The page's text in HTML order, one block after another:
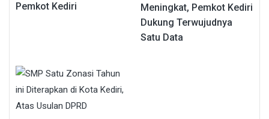
Pemkot Kediri
Meningkat, Pemkot Kediri
Dukung Terwujudnya
Satu Data